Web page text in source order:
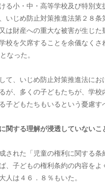
小・中・高等学校及び特別支
いじめ防止対策推進法第２８
は財産への重大な被害が生じ
校を欠席することを余儀なく
なった。
、いじめ防止対策推進法に
が、多くの子どもたちが、学
子どもたちもいるという憂慮す
関する理解が浸透していないこ
れた「児童の権利に関する
、子どもの権利条約の内容を
人は４６．８％もいた。